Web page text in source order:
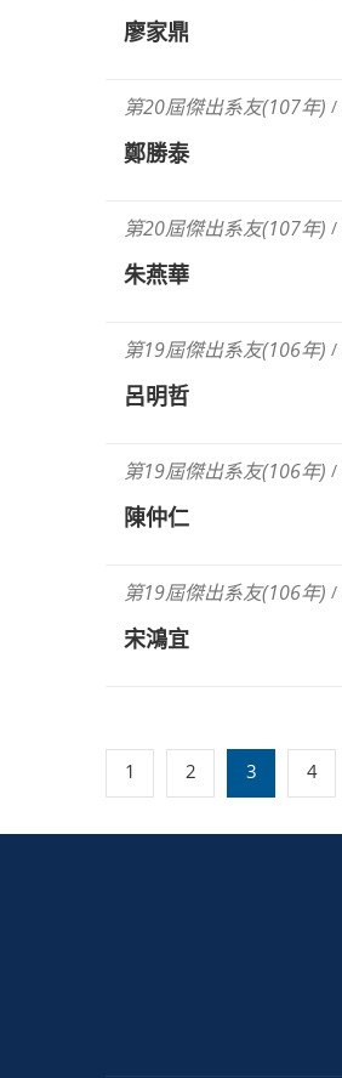
廖家鼎
第20屆傑出系友(107年) /
鄭勝泰
第20屆傑出系友(107年) /
朱燕華
第19屆傑出系友(106年) /
呂明哲
第19屆傑出系友(106年) /
陳仲仁
第19屆傑出系友(106年) /
宋鴻宜
1 2 3 4